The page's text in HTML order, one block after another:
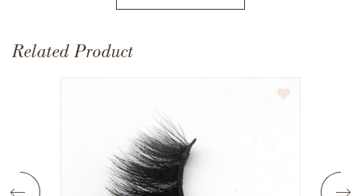
Related Product